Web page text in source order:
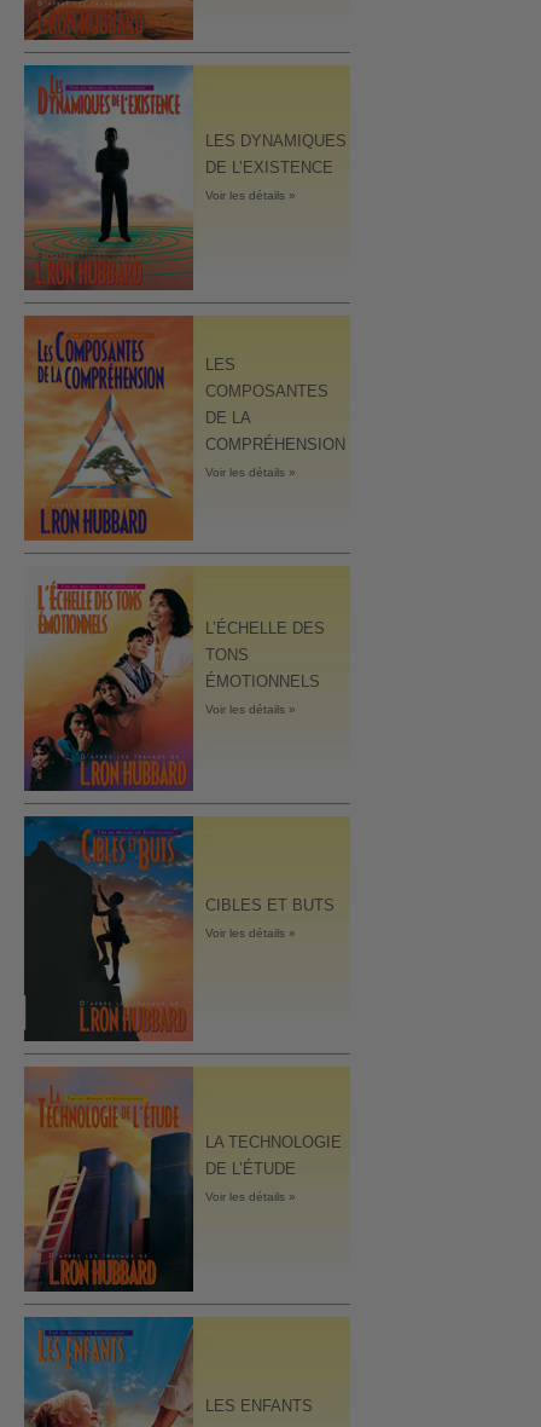
LES DYNAMIQUES
DE L’EXISTENCE
Voir les détails »
LES
COMPOSANTES
DE LA
COMPRÉHENSION
Voir les détails »
L’ÉCHELLE DES
TONS
ÉMOTIONNELS
Voir les détails »
CIBLES ET BUTS
Voir les détails »
LA TECHNOLOGIE
DE L’ÉTUDE
Voir les détails »
LES ENFANTS